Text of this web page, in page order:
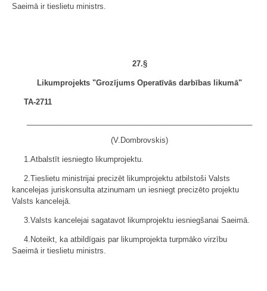
Saeimā ir tieslietu ministrs.
27.§
Likumprojekts "Grozījums Operatīvās darbības likumā"
TA-2711
(V.Dombrovskis)
1.Atbalstīt iesniegto likumprojektu.
2.Tieslietu ministrijai precizēt likumprojektu atbilstoši Valsts
kancelejas juriskonsulta atzinumam un iesniegt precizēto projektu
Valsts kancelejā.
3.Valsts kancelejai sagatavot likumprojektu iesniegšanai Saeimā.
4.Noteikt, ka atbildīgais par likumprojekta turpmāko virzību
Saeimā ir tieslietu ministrs.